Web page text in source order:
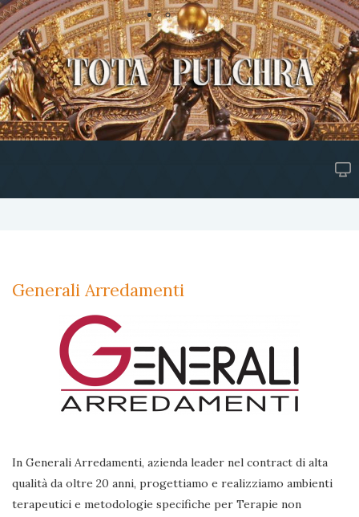
Generali Arredamenti
In Generali Arredamenti, azienda leader nel contract di alta
qualità da oltre 20 anni, progettiamo e realizziamo ambienti
terapeutici e metodologie specifiche per Terapie non